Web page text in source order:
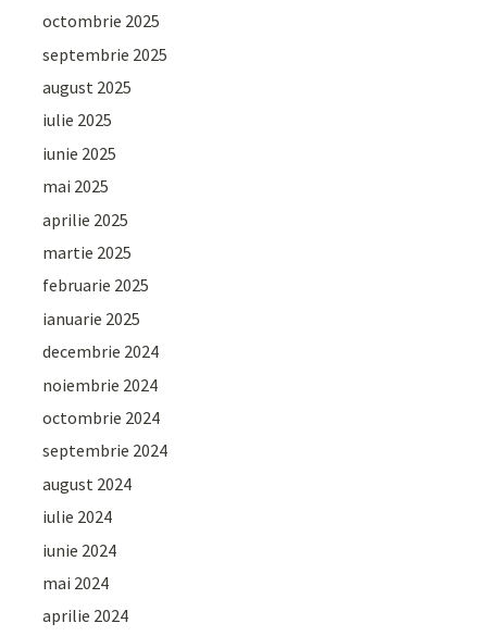
octombrie 2025
septembrie 2025
august 2025
iulie 2025
iunie 2025
mai 2025
aprilie 2025
martie 2025
februarie 2025
ianuarie 2025
decembrie 2024
noiembrie 2024
octombrie 2024
septembrie 2024
august 2024
iulie 2024
iunie 2024
mai 2024
aprilie 2024